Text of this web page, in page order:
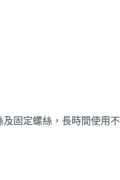
固定螺絲，長時間使用